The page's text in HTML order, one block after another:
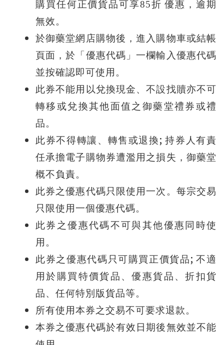
購買任何正價貨品可享85折 優惠，逾期
無效。
於御藥堂網店購物後，進入購物車或結帳
頁面，於「優惠代碼」一欄輸入優惠代碼
並按確認即可使用。
此券不能用以兌換現金、不設找贖亦不可
轉移或兌換其他面值之御藥堂禮券或禮
品。
此券不得轉讓、轉售或退換;持券人有責
任承擔電子購物券遭濫用之損失，御藥堂
概不負責。
此券之優惠代碼只限使用一次。每宗交易
只限使用一個優惠代碼。
此券之優惠代碼不可與其他優惠同時使
用。
此券之優惠代碼只可購買正價貨品;不適
用於購買特價貨品、優惠貨品、折扣貨
品、任何特別版貨品等。
所有使用本券之交易不可要求退款。
本券之優惠代碼於有效日期後無效並不能